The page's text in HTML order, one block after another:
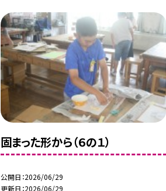
固まった形から（６の１）
公開日 2026/06/29
更新日 2026/06/29